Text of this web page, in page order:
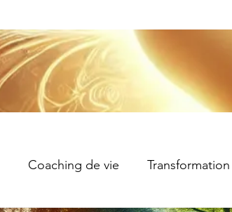
Coaching de vie Transformation